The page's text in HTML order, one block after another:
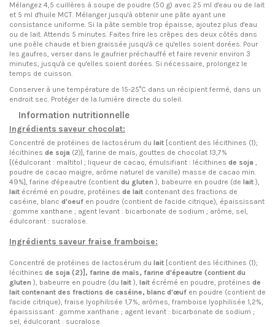
Mélangez 4,5 cuillères à soupe de poudre (50 g) avec 25 ml d'eau ou de lait
et 5 ml d'huile MCT. Mélanger jusqu'à obtenir une pâte ayant une
consistance uniforme. Si la pâte semble trop épaisse, ajoutez plus d'eau
ou de lait. Attends 5 minutes. Faites frire les crêpes des deux côtés dans
une poêle chaude et bien graissée jusqu'à ce qu'elles soient dorées. Pour
les gaufres, verser dans le gaufrier préchauffé et faire revenir environ 3
minutes, jusqu'à ce qu'elles soient dorées. Si nécessaire, prolongez le
temps de cuisson.
Conserver à une température de 15-25°C dans un récipient fermé, dans un
endroit sec. Protéger de la lumière directe du soleil.
Information nutritionnelle
Ingrédients saveur chocolat:
Concentré de protéines de lactosérum du lait [contient des lécithines (1);
lécithines de soja (2)], farine de maïs, gouttes de chocolat 13,7%
[(édulcorant : maltitol ; liqueur de cacao, émulsifiant : lécithines de soja ,
poudre de cacao maigre, arôme naturel de vanille) masse de cacao min.
49%], farine d'épeautre (contient du gluten ), babeurre en poudre (de lait ),
lait écrémé en poudre, protéines de lait contenant des fractions de
caséine, blanc d'oeuf en poudre (contient de l'acide citrique), épaississant
: gomme xanthane ; agent levant : bicarbonate de sodium ; arôme, sel,
édulcorant : sucralose.
Ingrédients saveur fraise framboise:
Concentré de protéines de lactosérum du lait [contient des lécithines (1);
lécithines de soja (2)], farine de maïs, farine d'épeautre (contient du
gluten ), babeurre en poudre (du lait ), lait écrémé en poudre, protéines de
lait contenant des fractions de caséine, blanc d'œuf en poudre (contient de
l'acide citrique), fraise lyophilisée 1,7%, arômes, framboise lyophilisée 1,2%,
épaississant : gomme xanthane ; agent levant : bicarbonate de sodium ;
sel, édulcorant : sucralose.